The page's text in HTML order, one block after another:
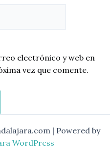
electrónico y web en
vez que comente.
| Powered by
WordPress